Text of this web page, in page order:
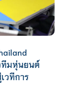
ทีมหุ่นยนต์
วทีการ